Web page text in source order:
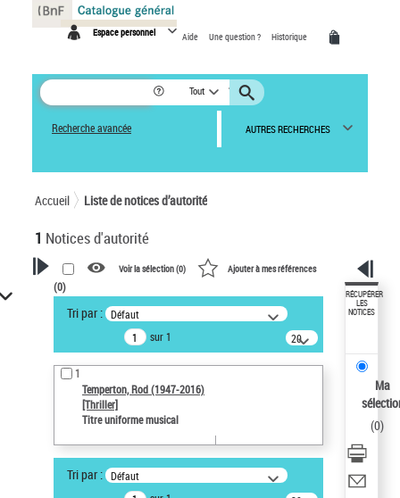
Espace personnel Aide Une question ? Historique
Tout
Recherche avancée AUTRES RECHERCHES
Accueil Liste de notices d’autorité
1 Notices d'autorité
VOTRE RECHERCHE
Recherche avancée dans les
notices d’autorité
Œuvres liées à l'auteur :
Temperton, Rod (1947-2016)
Voir la sélection (0) Ajouter à mes références
(0)
Tri par : Défaut
sur 1
20
résultats/page
1
Temperton, Rod (1947-2016)
[Thriller]
Titre uniforme musical
Tri par : Défaut
RÉCUPÉRER
LES
NOTICES
Ma
(0)
Panneau de gestion des cookies